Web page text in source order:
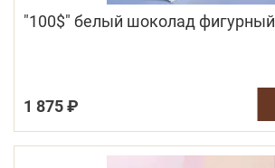
"100$" белый шоколад фигурный
1 875 ₽